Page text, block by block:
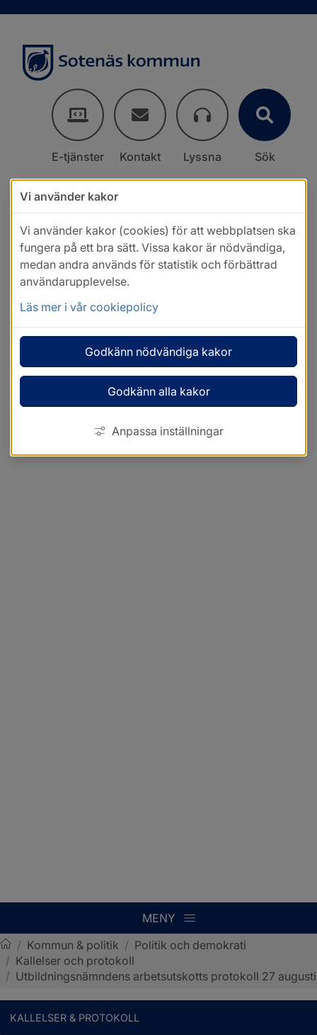
E-tjänster Kontakt Lyssna Sök
MENY
Sotenäs kommun
/ Kommun & politik / Politik och demokrati
/ Kallelser och protokoll
/ Utbildningsnämndens arbetsutskotts protokoll 27 augusti
KALLELSER & PROTOKOLL
Vi använder kakor
Vi använder kakor (cookies) för att webbplatsen ska
fungera på ett bra sätt. Vissa kakor är nödvändiga,
medan andra används för statistik och förbättrad
användarupplevelse.
Läs mer i vår cookiepolicy
Godkänn nödvändiga kakor
Godkänn alla kakor
Anpassa inställningar